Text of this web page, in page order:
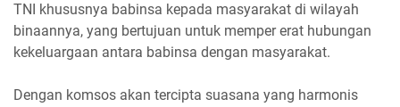
TNI khususnya babinsa kepada masyarakat di wilayah
binaannya, yang bertujuan untuk memper erat hubungan
kekeluargaan antara babinsa dengan masyarakat.
Dengan komsos akan tercipta suasana yang harmonis